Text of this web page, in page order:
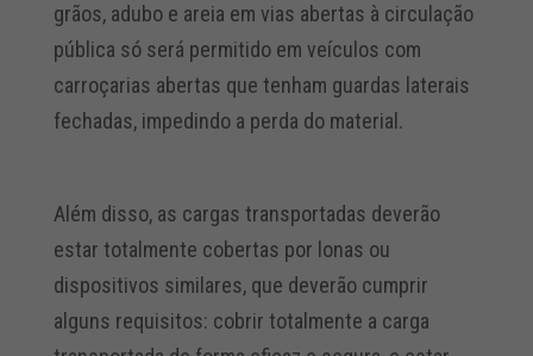
grãos, adubo e areia em vias abertas à circulação
pública só será permitido em veículos com
carroçarias abertas que tenham guardas laterais
fechadas, impedindo a perda do material.
Além disso, as cargas transportadas deverão
estar totalmente cobertas por lonas ou
dispositivos similares, que deverão cumprir
alguns requisitos: cobrir totalmente a carga